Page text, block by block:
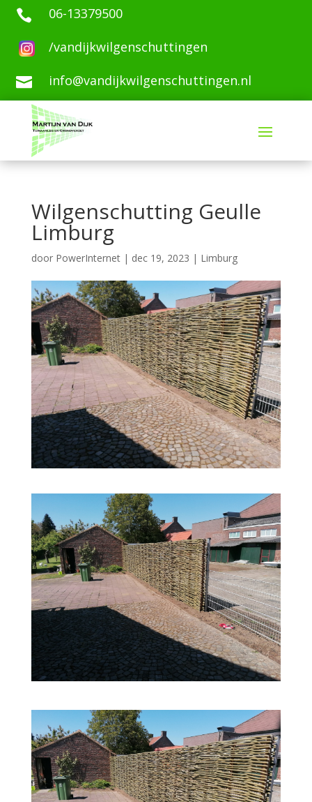

06-13379500
/vandijkwilgenschuttingen
 info@vandijkwilgenschuttingen.nl
Wilgenschutting Geulle
Limburg
door PowerInternet| dec 19, 2023 | Limburg